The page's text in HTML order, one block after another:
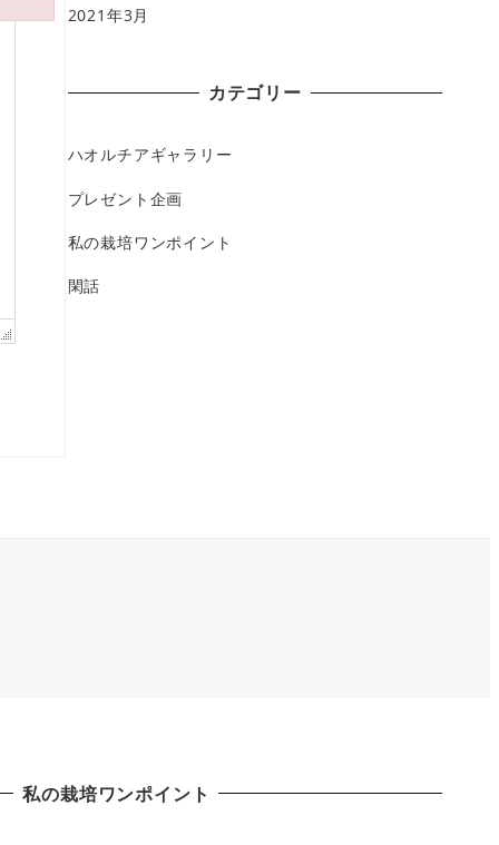
2021年3月
カテゴリー
ハオルチアギャラリー
プレゼント企画
私の栽培ワンポイント
閑話
私の栽培ワンポイント